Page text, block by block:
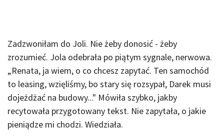
Zadzwoniłam do Joli. Nie żeby donosić - żeby
zrozumieć. Jola odebrała po piątym sygnale, nerwowa.
„Renata, ja wiem, o co chcesz zapytać. Ten samochód
to leasing, wzięliśmy, bo stary się rozsypał, Darek musi
dojeżdżać na budowy..." Mówiła szybko, jakby
recytowała przygotowany tekst. Nie zapytała, o jakie
pieniądze mi chodzi. Wiedziała.